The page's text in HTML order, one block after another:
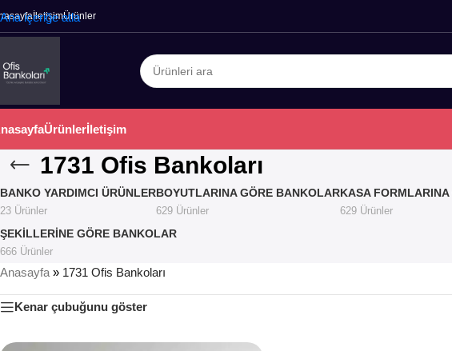
Ana içeriğe atla
İletişimÜrünler
Ürünlerİletişim
1731 Ofis Bankoları
BANKO YARDIMCI ÜRÜNLER
23 Ürünler
BOYUTLARINA GÖRE BANKOLAR
629 Ürünler
KASA
629 Ürünler
ŞEKILLERINE GÖRE BANKOLAR
666 Ürünler
Anasayfa » 1731 Ofis Bankoları
Kenar çubuğunu göster